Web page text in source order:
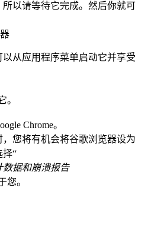
以请等待它完成。然后你就可
从应用程序菜单启动它并享受
。
Chrome。
您将有机会将谷歌浏览器设为
择“
数据和崩溃报告
您。